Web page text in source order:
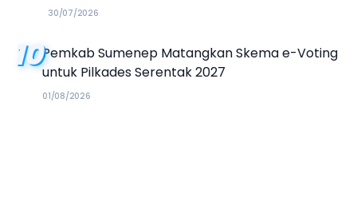
30/07/2026
10Pemkab Sumenep Matangkan Skema e-Voting
untuk Pilkades Serentak 2027
01/08/2026